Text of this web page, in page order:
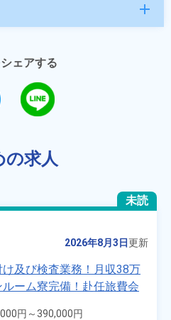
add
ェアする
の求人
未読
2026年8月3日更新
及び検査業務！月収38万
ーム寮完備！赴任旅費会
昇給＆業績賞与あり！
円～390,000円